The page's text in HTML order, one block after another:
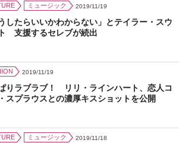
ミュージック 2019/11/19
うしたらいいかわからない」とテイラー・スウ
支援するセレブが続出
2019/11/19
りラブラブ！ リリ・ラインハート、恋人コ
スプラウスとの濃厚キスショットを公開
ミュージック 2019/11/18